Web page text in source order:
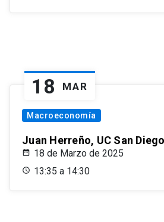
18 MAR
Macroeconomía
Juan Herreño, UC San Diego
18 de Marzo de 2025
13:35 a 14:30